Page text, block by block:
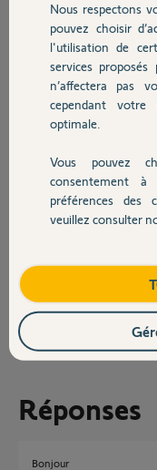
Chauffage
Autres produits
Devis avec un
Contact
faire de ce côté là?
Ps toutes les piles sont
Composition du systeme:
centrale
sirène intérieure
2 sirènes extérieure
clavier mural avec lcd
4 capteurs.
il y a plus de 2 ans
Réponses
Bonjour
Nous respectons
pouvez choisir
l'utilisation de
services
n’affectera pas
cependant votre
optimale.
Vous pouvez
consentement
préférences des
veuillez consulter